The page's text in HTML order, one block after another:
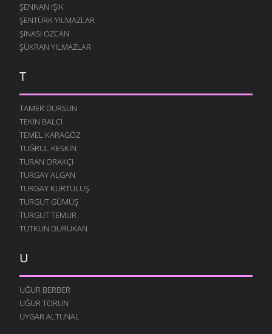
ŞENNAN IŞIK
ŞENTÜRK YILMAZLAR
ŞINASI ÖZCAN
ŞÜKRAN YILMAZLAR
T
TAMER DURSUN
TEKIN BALCI
TEMEL KARAGÖZ
TUĞRUL KESKIN
TURAN ORAKÇI
TURGAY ALGAN
TURGAY KURTULUŞ
TURGUT GÜMÜŞ
TURGUT TEMUR
TUTKUN DURUKAN
U
UĞUR BERBER
UĞUR TORUN
UYGAR ALTUNAL